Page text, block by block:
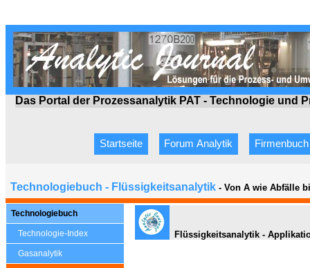
Das Portal der Prozessanalytik PAT - Technologie und
Startseite Forum Analytik Firmenbuch
Technologiebuch - Flüssigkeitsanalytik - Von A wie Abfälle
Technologiebuch
Technologie-Index
Gasanalytik
Flüssigkeitsanalytik -